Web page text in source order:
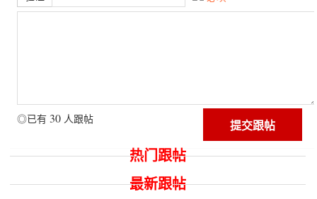
◎已有 30 人跟帖
热门跟帖
最新跟帖